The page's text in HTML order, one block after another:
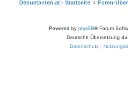
Debuetanten.at - Startseite Foren-
Powered by phpBB® Forum
Deutsche Übersetzung
Datenschutz|